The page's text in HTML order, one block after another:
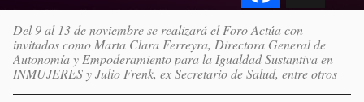
Del 9 al 13 de noviembre se realizará el Foro Actúa con
invitados como Marta Clara Ferreyra, Directora General de
Autonomía y Empoderamiento para la Igualdad Sustantiva en
INMUJERES y Julio Frenk, ex Secretario de Salud, entre otros